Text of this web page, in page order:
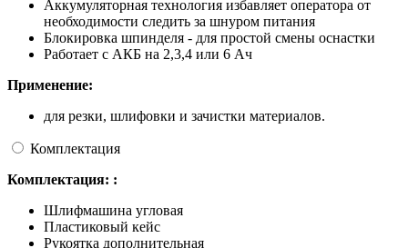
Аккумуляторная технология избавляет оператора от
необходимости следить за шнуром питания
Блокировка шпинделя - для простой смены оснастки
Работает с АКБ на 2,3,4 или 6 Ач
Применение:
для резки, шлифовки и зачистки материалов.
Комплектация
Комплектация: :
Шлифмашина угловая
Пластиковый кейс
Рукоятка дополнительная